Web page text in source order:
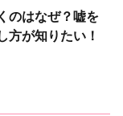
のはなぜ？嘘を
方が知りたい！